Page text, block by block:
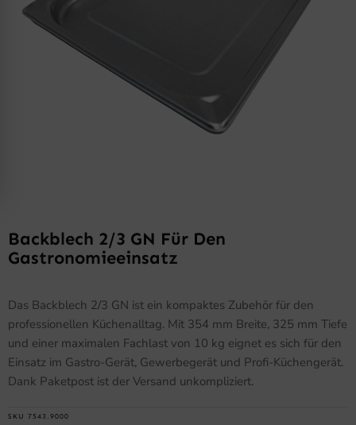
Backblech 2/3 GN Für Den
Gastronomieeinsatz
Das Backblech 2/3 GN ist ein kompaktes Zubehör für den
professionellen Küchenalltag. Mit 354 mm Breite, 325 mm Tiefe
und einer maximalen Fachlast von 10 kg eignet es sich für den
Einsatz im Gastro-Gerät, Gewerbegerät und Profi-Küchengerät.
Dank Paketpost ist der Versand unkompliziert.
SKU 7543.9000